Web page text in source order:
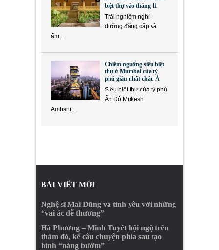
biệt thự vào tháng 11
Trải nghiệm nghỉ
dưỡng đẳng cấp và
ẩm...
Chiêm ngưỡng siêu biệt
thự ở Mumbai của tỷ
phú giàu nhất châu Á
Siêu biệt thự của tỷ phú
Ấn Độ Mukesh
Ambani...
BÀI VIẾT MỚI
Nghệ sĩ Mai Dũng và tình yêu với những
“vai ác dễ thương”
Hà Phương – Minh Tuyết hội ngộ trên
thảm đỏ, kể câu chuyện phía sau tạo
hình “nàng bướm”